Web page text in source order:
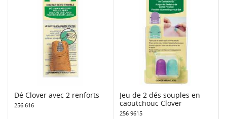
Dé Clover avec 2 renforts
256 616
Jeu de 2 dés souples en
caoutchouc Clover
256 9615